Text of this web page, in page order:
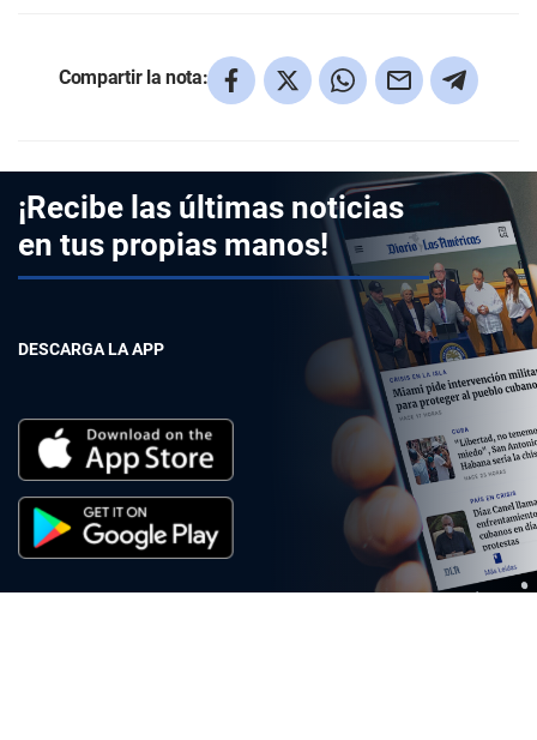
Compartir la nota:
¡Recibe las últimas noticias
en tus propias manos!
DESCARGA LA APP